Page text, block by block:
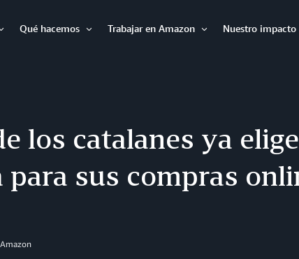
Qué hacemos
Trabajar en Amazon
Nuestro impacto
los catalanes ya
para sus compras